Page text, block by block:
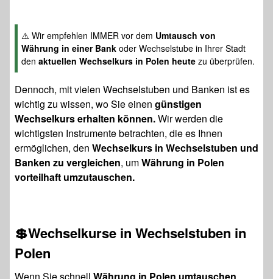
⚠️ Wir empfehlen IMMER vor dem Umtausch von
Währung in einer Bank oder Wechselstube in Ihrer Stadt
den aktuellen Wechselkurs in Polen heute zu überprüfen.
Dennoch, mit vielen Wechselstuben und Banken ist es
wichtig zu wissen, wo Sie einen günstigen
Wechselkurs erhalten können.Wir werden die
wichtigsten Instrumente betrachten, die es Ihnen
ermöglichen, den Wechselkurs in Wechselstuben und
Banken zu vergleichen, umWährung in Polen
vorteilhaft umzutauschen.
💲Wechselkurse in Wechselstuben in
Polen
Wenn Sie schnell Währung in Polen umtauschen